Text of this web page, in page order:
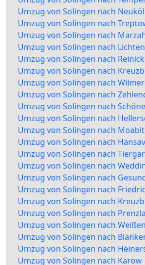
Umzug von Solingen nach
Umzug von Solingen nach
Umzug von Solingen nach
Umzug von Solingen nach
Umzug von Solingen nach
Umzug von Solingen nach
Umzug von Solingen nach
Umzug von Solingen nach
Umzug von Solingen nach
Umzug von Solingen nach
Umzug von Solingen nach Moabit
Umzug von Solingen nach
Umzug von Solingen nach
Umzug von Solingen nach
Umzug von Solingen nach
Umzug von Solingen nach
Umzug von Solingen nach
Umzug von Solingen nach
Umzug von Solingen nach
Umzug von Solingen nach
Umzug von Solingen nach
Umzug von Solingen nach Karow